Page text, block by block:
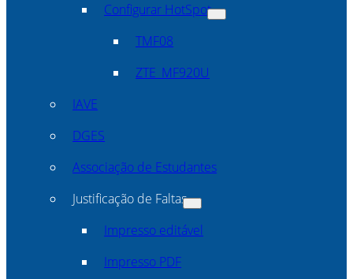
Configurar HotSpot
TMF08
ZTE_MF920U
IAVE
DGES
Associação de Estudantes
Justificação de Faltas
Impresso editável
Impresso PDF